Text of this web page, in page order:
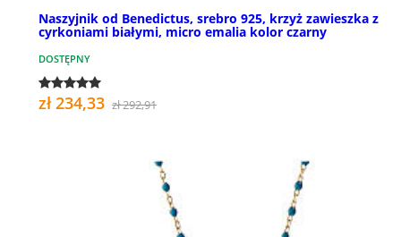
Naszyjnik od Benedictus, srebro 925, krzyż zawieszka z
cyrkoniami białymi, micro emalia kolor czarny
DOSTĘPNY
zł 234,33 zł 292,91